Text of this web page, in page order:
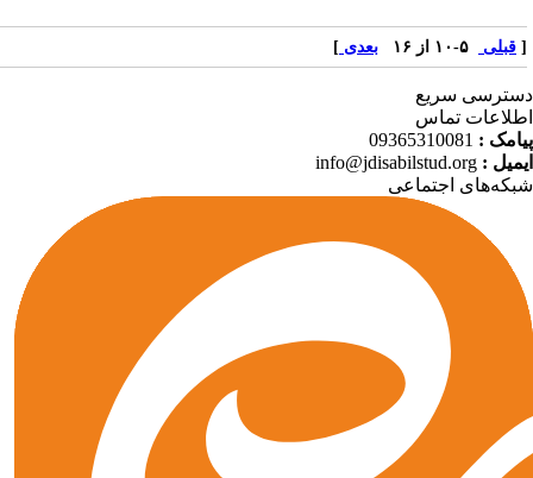
قبلی ۵-۱۰ از ۱۶ بعدی]
سریع
تماس
:
09365310081
:
info@jdisabilstud.org
اجتماعی